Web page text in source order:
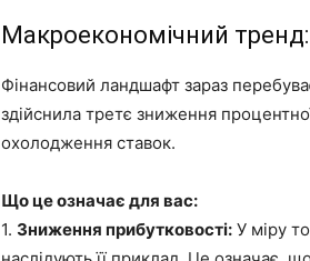
Макроекономічний
Фінансовий ландшафт зараз
здійснила третє зниження
охолодження ставок.
Що це означає для вас:
1. Зниження прибутковості: У міру